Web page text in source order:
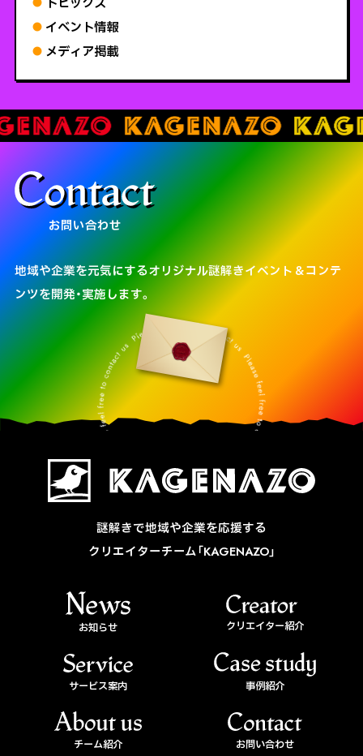
イベント情報
メディア掲載
お問い合わせ
地域や企業を元気にするオリジナル謎解きイベント＆コンテ
ンツを開発・実施します。
謎解きで地域や企業を応援する
クリエイターチーム「KAGENAZO」
お知らせ クリエイター紹介
サービス案内 事例紹介
チーム紹介 お問い合わせ